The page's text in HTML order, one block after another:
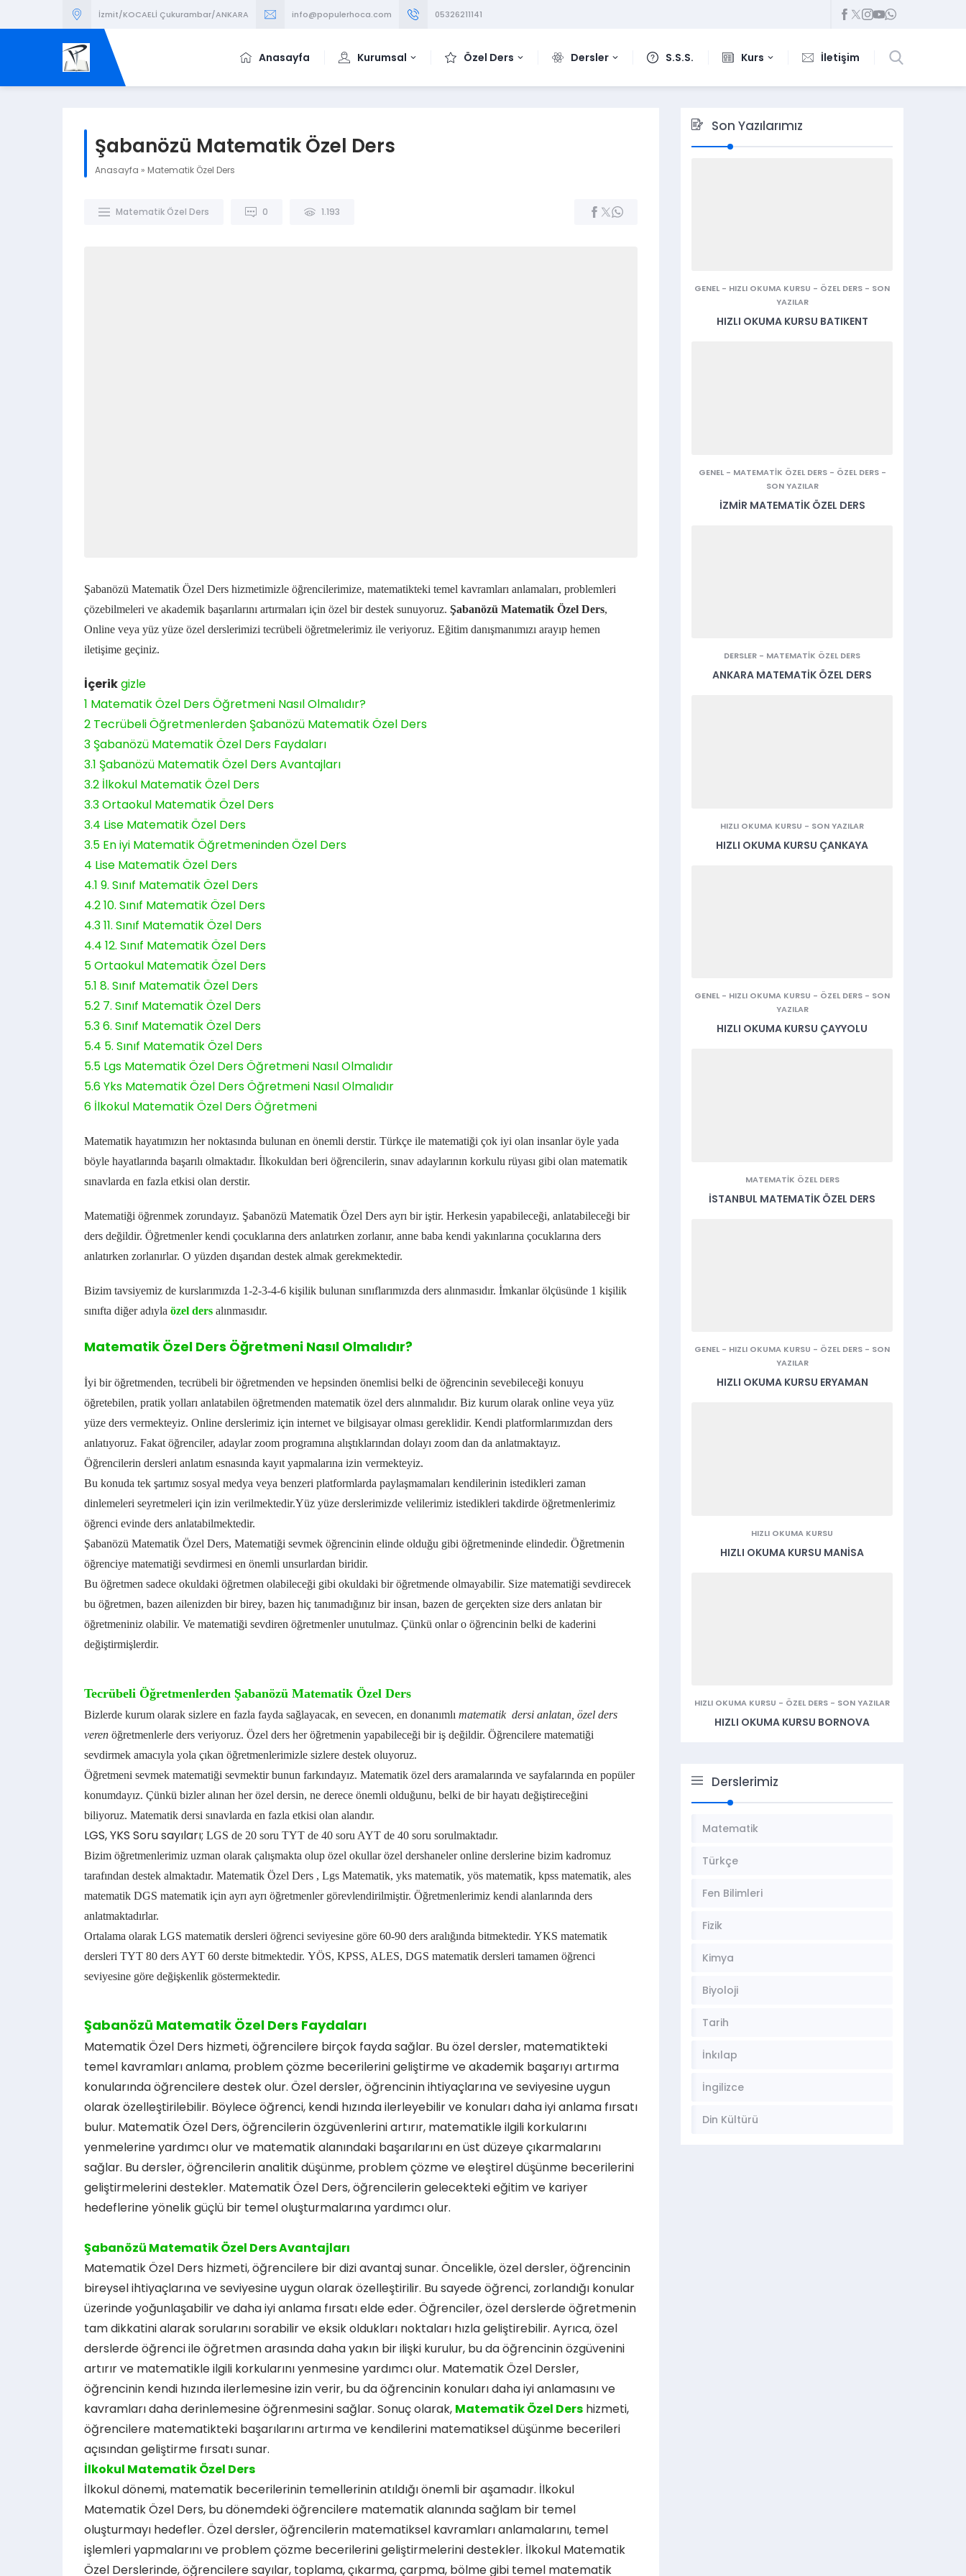
İzmit/KOCAELİ Çukurambar/ANKARA info@populerhoca.com 05326211141
Anasayfa Kurumsal Özel Ders Dersler S.S.S. Kurs İletişim
Şabanözü Matematik Özel Ders
Anasayfa » Matematik Özel Ders
Matematik Özel Ders 0 1.193
Şabanözü Matematik Özel Ders hizmetimizle öğrencilerimize, matematikteki temel kavramları anlamaları, problemleri
çözebilmeleri ve akademik başarılarını artırmaları için özel bir destek sunuyoruz. Şabanözü Matematik Özel Ders,
Online veya yüz yüze özel derslerimizi tecrübeli öğretmelerimiz ile veriyoruz. Eğitim danışmanımızı arayıp hemen
iletişime geçiniz.
İçerikgizle
1 Matematik Özel Ders Öğretmeni Nasıl Olmalıdır?
2 Tecrübeli Öğretmenlerden Şabanözü Matematik Özel Ders
3 Şabanözü Matematik Özel Ders Faydaları
3.1 Şabanözü Matematik Özel Ders Avantajları
3.2 İlkokul Matematik Özel Ders
3.3Ortaokul Matematik Özel Ders
3.4 Lise Matematik Özel Ders
3.5 En iyi Matematik Öğretmeninden Özel Ders
4 Lise Matematik Özel Ders
4.1 9. Sınıf Matematik Özel Ders
4.210. Sınıf Matematik Özel Ders
4.311. Sınıf Matematik Özel Ders
4.4 12. Sınıf Matematik Özel Ders
5Ortaokul Matematik Özel Ders
5.1 8. Sınıf Matematik Özel Ders
5.2 7. Sınıf Matematik Özel Ders
5.36. Sınıf Matematik Özel Ders
5.4 5. Sınıf Matematik Özel Ders
5.5 Lgs Matematik Özel Ders Öğretmeni Nasıl Olmalıdır
5.6Yks Matematik Özel Ders Öğretmeni Nasıl Olmalıdır
6 İlkokul Matematik Özel Ders Öğretmeni
Matematik hayatımızın her noktasında bulunan en önemli derstir. Türkçe ile matematiği çok iyi olan insanlar öyle yada
böyle hayatlarında başarılı olmaktadır. İlkokuldan beri öğrencilerin, sınav adaylarının korkulu rüyası gibi olan matematik
sınavlarda en fazla etkisi olan derstir.
Matematiği öğrenmek zorundayız. Şabanözü Matematik Özel Ders ayrı bir iştir. Herkesin yapabileceği, anlatabileceği bir
ders değildir. Öğretmenler kendi çocuklarına ders anlatırken zorlanır, anne baba kendi yakınlarına çocuklarına ders
anlatırken zorlanırlar. O yüzden dışarıdan destek almak gerekmektedir.
Bizim tavsiyemiz de kurslarımızda 1-2-3-4-6 kişilik bulunan sınıflarımızda ders alınmasıdır. İmkanlar ölçüsünde 1 kişilik
sınıfta diğer adıyla özel ders alınmasıdır.
Matematik Özel Ders Öğretmeni Nasıl Olmalıdır?
İyi bir öğretmenden, tecrübeli bir öğretmenden ve hepsinden önemlisi belki de öğrencinin sevebileceği konuyu
öğretebilen, pratik yolları anlatabilen öğretmenden matematik özel ders alınmalıdır. Biz kurum olarak online veya yüz
yüze ders vermekteyiz. Online derslerimiz için internet ve bilgisayar olması gereklidir. Kendi platformlarımızdan ders
anlatıyoruz. Fakat öğrenciler, adaylar zoom programına alıştıklarından dolayı zoom dan da anlatmaktayız.
Öğrencilerin dersleri anlatım esnasında kayıt yapmalarına izin vermekteyiz.
Bu konuda tek şartımız sosyal medya veya benzeri platformlarda paylaşmamaları kendilerinin istedikleri zaman
dinlemeleri seyretmeleri için izin verilmektedir.Yüz yüze derslerimizde velilerimiz istedikleri takdirde öğretmenlerimiz
öğrenci evinde ders anlatabilmektedir.
Şabanözü Matematik Özel Ders, Matematiği sevmek öğrencinin elinde olduğu gibi öğretmeninde elindedir. Öğretmenin
öğrenciye matematiği sevdirmesi en önemli unsurlardan biridir.
Bu öğretmen sadece okuldaki öğretmen olabileceği gibi okuldaki bir öğretmende olmayabilir. Size matematiği sevdirecek
bu öğretmen, bazen ailenizden bir birey, bazen hiç tanımadığınız bir insan, bazen de gerçekten size ders anlatan bir
öğretmeniniz olabilir. Ve matematiği sevdiren öğretmenler unutulmaz. Çünkü onlar o öğrencinin belki de kaderini
değiştirmişlerdir.
Tecrübeli Öğretmenlerden Şabanözü Matematik Özel Ders
Bizlerde kurum olarak sizlere en fazla fayda sağlayacak, en sevecen, en donanımlı matematik dersi anlatan, özel ders
veren öğretmenlerle ders veriyoruz. Özel ders her öğretmenin yapabileceği bir iş değildir. Öğrencilere matematiği
sevdirmek amacıyla yola çıkan öğretmenlerimizle sizlere destek oluyoruz.
Öğretmeni sevmek matematiği sevmektir bunun farkındayız. Matematik özel ders aramalarında ve sayfalarında en popüler
konumdayız. Çünkü bizler alınan her özel dersin, ne derece önemli olduğunu, belki de bir hayatı değiştireceğini
biliyoruz. Matematik dersi sınavlarda en fazla etkisi olan alandır.
LGS, YKS Soru sayıları; LGS de 20 soru TYT de 40 soru AYT de 40 soru sorulmaktadır.
Bizim öğretmenlerimiz uzman olarak çalışmakta olup özel okullar özel dershaneler online derslerine bizim kadromuz
tarafından destek almaktadır. Matematik Özel Ders , Lgs Matematik, yks matematik, yös matematik, kpss matematik, ales
matematik DGS matematik için ayrı ayrı öğretmenler görevlendirilmiştir. Öğretmenlerimiz kendi alanlarında ders
anlatmaktadırlar.
Ortalama olarak LGS matematik dersleri öğrenci seviyesine göre 60-90 ders aralığında bitmektedir. YKS matematik
dersleri TYT 80 ders AYT 60 derste bitmektedir. YÖS, KPSS, ALES, DGS matematik dersleri tamamen öğrenci
seviyesine göre değişkenlik göstermektedir.
Şabanözü Matematik Özel Ders Faydaları
Matematik Özel Ders hizmeti, öğrencilere birçok fayda sağlar. Bu özel dersler, matematikteki
temel kavramları anlama, problem çözme becerilerini geliştirme ve akademik başarıyı artırma
konularında öğrencilere destek olur. Özel dersler, öğrencinin ihtiyaçlarına ve seviyesine uygun
olarak özelleştirilebilir. Böylece öğrenci, kendi hızında ilerleyebilir ve konuları daha iyi anlama fırsatı
bulur. Matematik Özel Ders, öğrencilerin özgüvenlerini artırır, matematikle ilgili korkularını
yenmelerine yardımcı olur ve matematik alanındaki başarılarını en üst düzeye çıkarmalarını
sağlar. Bu dersler, öğrencilerin analitik düşünme, problem çözme ve eleştirel düşünme becerilerini
geliştirmelerini destekler. Matematik Özel Ders, öğrencilerin gelecekteki eğitim ve kariyer
hedeflerine yönelik güçlü bir temel oluşturmalarına yardımcı olur.
Şabanözü Matematik Özel Ders Avantajları
Matematik Özel Ders hizmeti, öğrencilere bir dizi avantaj sunar. Öncelikle, özel dersler, öğrencinin
bireysel ihtiyaçlarına ve seviyesine uygun olarak özelleştirilir. Bu sayede öğrenci, zorlandığı konular
üzerinde yoğunlaşabilir ve daha iyi anlama fırsatı elde eder. Öğrenciler, özel derslerde öğretmenin
tam dikkatini alarak sorularını sorabilir ve eksik oldukları noktaları hızla geliştirebilir. Ayrıca, özel
derslerde öğrenci ile öğretmen arasında daha yakın bir ilişki kurulur, bu da öğrencinin özgüvenini
artırır ve matematikle ilgili korkularını yenmesine yardımcı olur. Matematik Özel Dersler,
öğrencinin kendi hızında ilerlemesine izin verir, bu da öğrencinin konuları daha iyi anlamasını ve
kavramları daha derinlemesine öğrenmesini sağlar. Sonuç olarak, Matematik Özel Ders hizmeti,
öğrencilere matematikteki başarılarını artırma ve kendilerini matematiksel düşünme becerileri
açısından geliştirme fırsatı sunar.
İlkokul Matematik Özel Ders
İlkokul dönemi, matematik becerilerinin temellerinin atıldığı önemli bir aşamadır. İlkokul
Matematik Özel Ders, bu dönemdeki öğrencilere matematik alanında sağlam bir temel
oluşturmayı hedefler. Özel dersler, öğrencilerin matematiksel kavramları anlamalarını, temel
işlemleri yapmalarını ve problem çözme becerilerini geliştirmelerini destekler. İlkokul Matematik
Özel Derslerinde, öğrencilere sayılar, toplama, çıkarma, çarpma, bölme gibi temel matematik
Son Yazılarımız
GENEL - HIZLI OKUMA KURSU - ÖZEL DERS - SON
YAZILAR
HIZLI OKUMA KURSU BATIKENT
GENEL- MATEMATIK ÖZEL DERS- ÖZEL DERS-
SON YAZILAR
İZMIR MATEMATIK ÖZEL DERS
DERSLER - MATEMATIK ÖZEL DERS
ANKARA MATEMATIK ÖZEL DERS
HIZLI OKUMA KURSU - SON YAZILAR
HIZLI OKUMA KURSU ÇANKAYA
GENEL - HIZLI OKUMA KURSU - ÖZEL DERS - SON
YAZILAR
HIZLI OKUMA KURSU ÇAYYOLU
MATEMATIK ÖZEL DERS
İSTANBUL MATEMATIK ÖZEL DERS
GENEL - HIZLI OKUMA KURSU - ÖZEL DERS - SON
YAZILAR
HIZLI OKUMA KURSU ERYAMAN
HIZLI OKUMA KURSU
HIZLI OKUMA KURSU MANISA
HIZLI OKUMA KURSU - ÖZEL DERS - SON YAZILAR
HIZLI OKUMA KURSU BORNOVA
Derslerimiz
Matematik
Türkçe
Fen Bilimleri
Fizik
Kimya
Biyoloji
Tarih
İnkılap
İngilizce
Din Kültürü